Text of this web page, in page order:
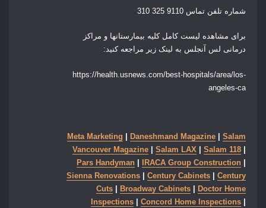
شماره تلفن تماس 9110 325 310
برای مشاهده لیست کامل کلیه بیمارستانها و مراکز
درمانی لس آنجلس به لینک زیر مراجعه کنید:
https://health.usnews.com/best-hospitals/area/los-
angeles-ca
Meta Marketing Daneshmand Magazine |Salam
Vancouver Magazine |Salam LAX |Salam 118
Pars Handyman
IRACA Group Construction
Sienna Renovations |Century Cabinets |Century
Cuts
Broadway Cabinets
Doctor Home
Inspections |Concord Home Inspections